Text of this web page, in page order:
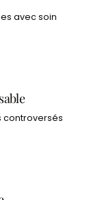
avec soin
controversés